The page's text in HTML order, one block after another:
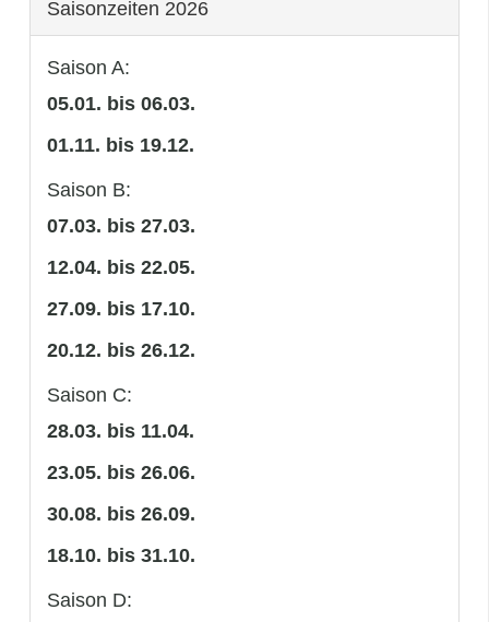
Saisonzeiten 2026
Saison A:
05.01. bis 06.03.
01.11. bis 19.12.
Saison B:
07.03. bis 27.03.
12.04. bis 22.05.
27.09. bis 17.10.
20.12. bis 26.12.
Saison C:
28.03. bis 11.04.
23.05. bis 26.06.
30.08. bis 26.09.
18.10. bis 31.10.
Saison D: